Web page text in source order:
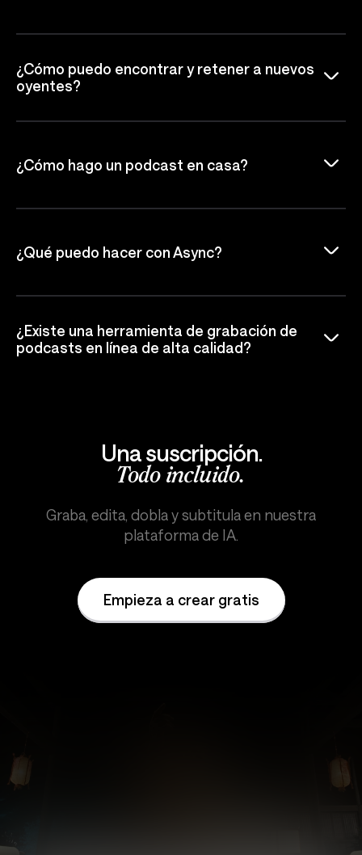
¿Cómo puedo encontrar y retener a nuevos
oyentes?
¿Cómo hago un podcast en casa?
¿Qué puedo hacer con Async?
¿Existe una herramienta de grabación de
podcasts en línea de alta calidad?
Una suscripción.
Todo incluido.
Graba, edita, dobla y subtitula en nuestra
plataforma de IA.
Empieza a crear gratis